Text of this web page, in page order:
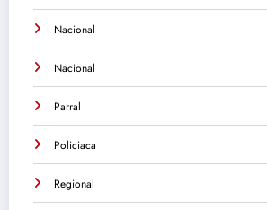
Nacional
Nacional
Parral
Policiaca
Regional